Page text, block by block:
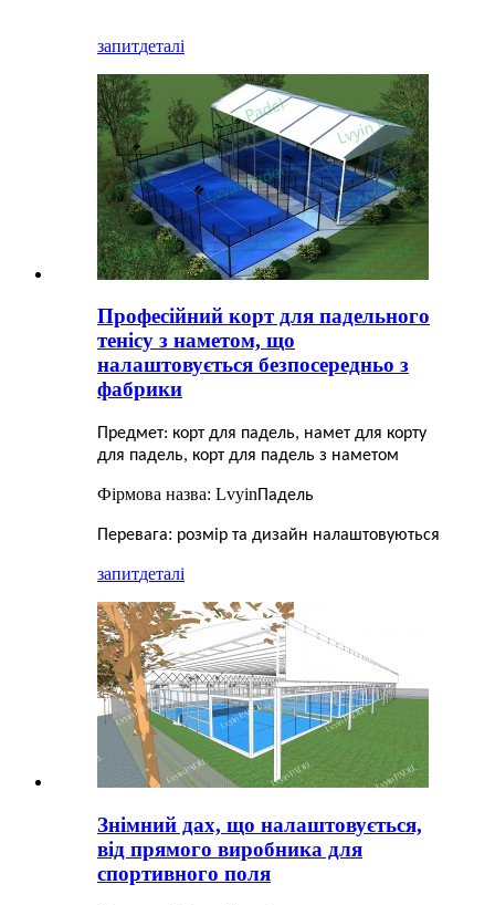
запитдеталі
Професійний корт для падельного
тенісу з наметом, що
налаштовується безпосередньо з
фабрики
Предмет: корт для падель, намет для корту
для падель, корт для падель з наметом
Фірмова назва: Lvyin Падель
Перевага: розмір та дизайн налаштовуються
запитдеталі
Знімний дах, що налаштовується,
від прямого виробника для
спортивного поля